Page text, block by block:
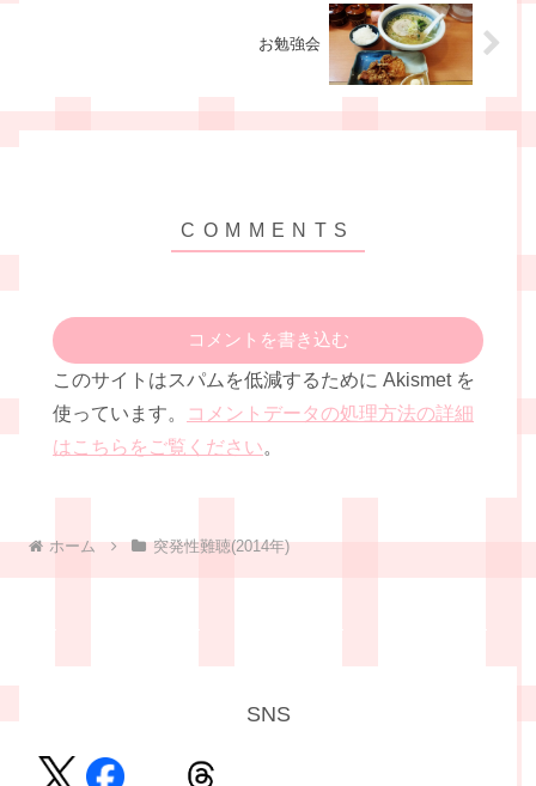
お勉強会
コメントを書き込む
このサイトはスパムを低減するために Akismet を
使っています。
コメントデータの処理方法の詳細
はこちらをご覧ください。
ホーム 突発性難聴(2014年)
SNS